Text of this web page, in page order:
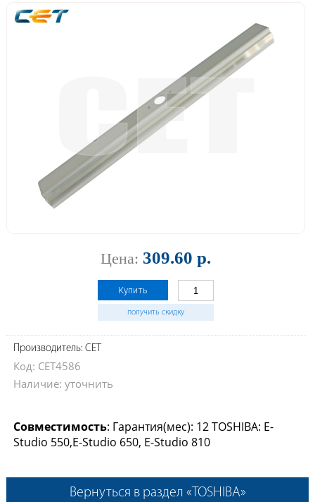
Цена: 309.60 р.
Купить
получить скидку
Производитель: CET
Код: CET4586
Наличие: уточнить
Совместимость: Гарантия(мес): 12 TOSHIBA: E-
Studio 550,E-Studio 650, E-Studio 810
Вернуться в раздел «TOSHIBA»